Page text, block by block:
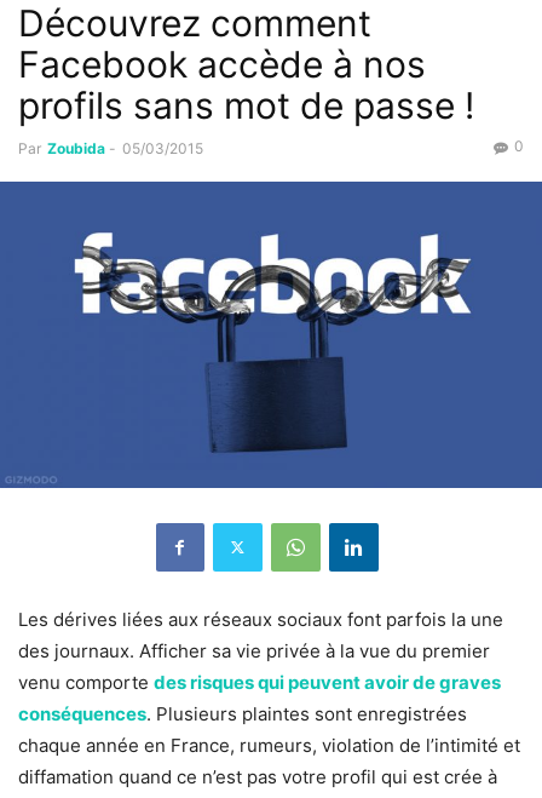
Découvrez comment
Facebook accède à nos
profils sans mot de passe !
Par Zoubida - 05/03/2015 0
Les dérives liées aux réseaux sociaux font parfois la une
des journaux. Afficher sa vie privée à la vue du premier
venu comporte des risques qui peuvent avoir de graves
conséquences. Plusieurs plaintes sont enregistrées
chaque année en France, rumeurs, violation de l’intimité et
diffamation quand ce n’est pas votre profil qui est crée à